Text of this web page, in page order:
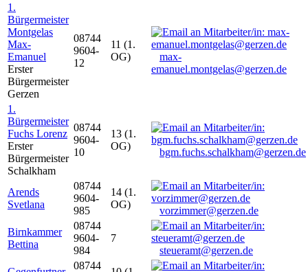
1.
Bürgermeister
Montgelas
Max-
Emanuel
Erster
Bürgermeister
Gerzen
08744
9604-
12
11 (1.
OG)
max-
emanuel.montgelas@gerzen.de
1.
Bürgermeister
Fuchs Lorenz
Erster
Bürgermeister
Schalkham
08744
9604-
10
13 (1.
OG)
bgm.fuchs.schalkham@gerzen.de
Arends
Svetlana
08744
9604-
985
14 (1.
OG)
vorzimmer@gerzen.de
Birnkammer
Bettina
08744
9604-
984
7
steueramt@gerzen.de
08744